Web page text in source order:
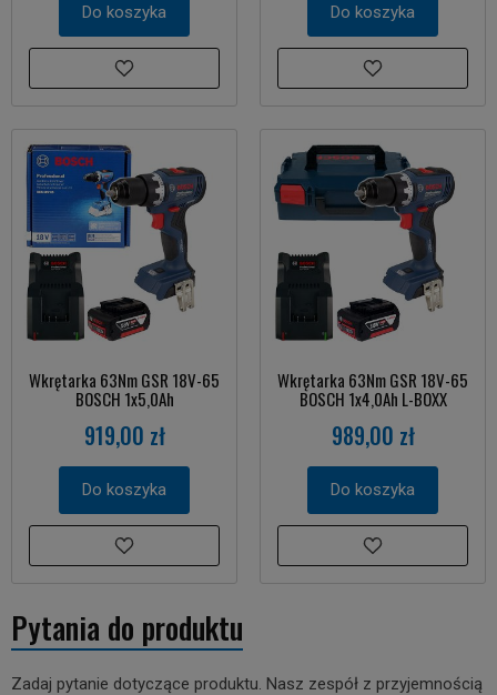
Do koszyka Do koszyka
Wkrętarka 63Nm GSR 18V-65
BOSCH 1x5,0Ah
919,00 zł
Do koszyka
Wkrętarka 63Nm GSR 18V-65
BOSCH 1x4,0Ah L-BOXX
989,00 zł
Do koszyka
Pytania do produktu
Zadaj pytanie dotyczące produktu. Nasz zespół z przyjemnością